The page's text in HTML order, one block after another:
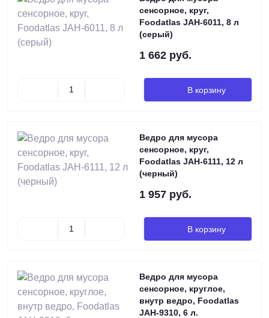
сенсорное, круг,
Foodatlas JAH-6011, 8 л
(серый)
1 662 руб.
В корзину
Ведро для мусора
сенсорное, круг,
Foodatlas JAH-6111, 12 л
(черный)
1 957 руб.
В корзину
Ведро для мусора
сенсорное, круглое,
внутр ведро, Foodatlas
JAH-9310, 6 л.